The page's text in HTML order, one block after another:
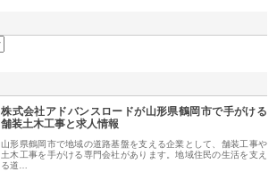
株式会社アドバンスロードが山形県鶴岡市で手がける
舗装土木工事と求人情報
山形県鶴岡市で地域の道路基盤を支える企業として、舗装工事や
土木工事を手がける専門会社があります。地域住民の生活を支え
る道…